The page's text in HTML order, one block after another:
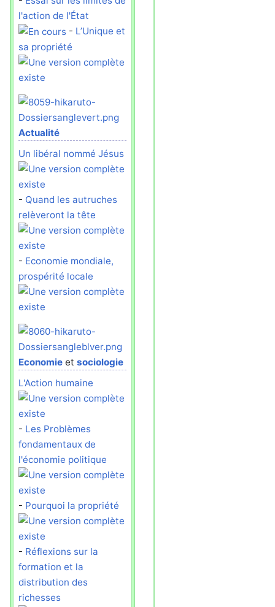
l'action de l'État
- L’Unique et
sa propriété
Actualité
Un libéral nommé Jésus
- Quand les autruches
relèveront la tête
- Economie mondiale,
prospérité locale
Economieet sociologie
L'Action humaine
- Les Problèmes
fondamentaux de
l'économie politique
- Pourquoi la propriété
- Réflexions sur la
formation et la
distribution des
richesses